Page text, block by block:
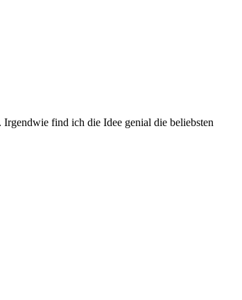
find ich die Idee genial die beliebsten